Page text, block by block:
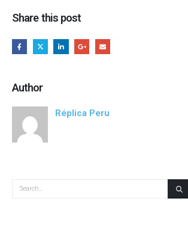
Share this post
Author
Réplica Peru